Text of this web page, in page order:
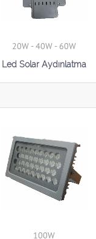
20W - 40W - 60W
Led Solar Aydınlatma
100W